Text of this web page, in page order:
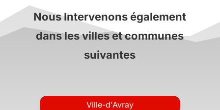
Nous Intervenons également
dans les villes et communes
suivantes
Ville-d'Avray